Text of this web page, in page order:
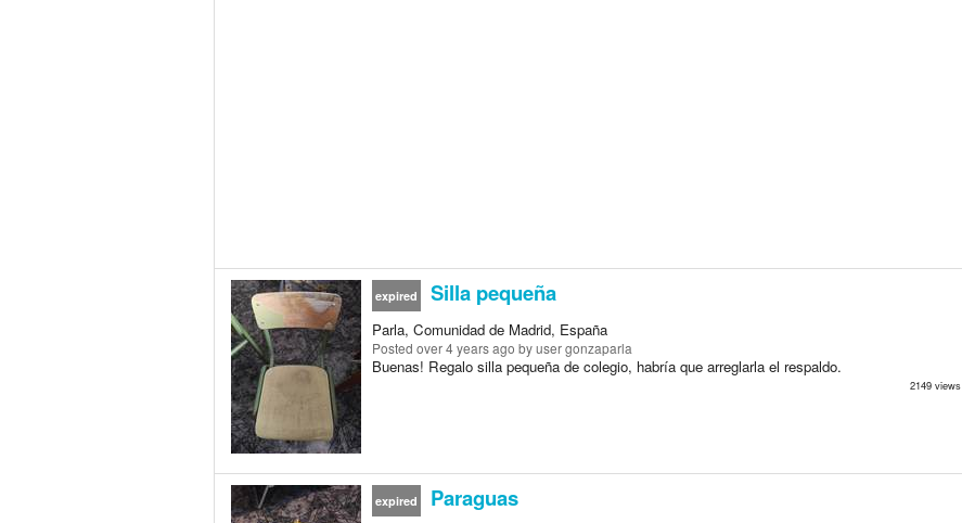
expired Silla pequeña
Parla, Comunidad de Madrid, España
Posted over 4 years ago by user gonzaparla
Buenas! Regalo silla pequeña de colegio, habría que arreglarla el respaldo.
2149 views
expired Paraguas